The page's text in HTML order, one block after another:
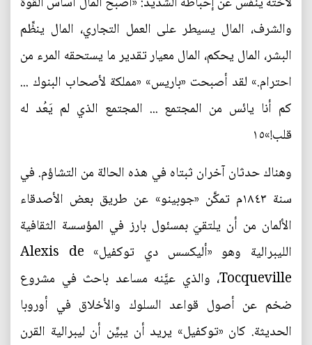
والشرف، المال يسيطر على العمل التجاري، المال ينظِّم
البشر، المال يحكم، المال معيار تقدير ما يستحقه المرء من
احترام.» لقد أصبحت «باريس» «مملكة لأصحاب البنوك ...
كم أنا يائس من المجتمع ... المجتمع الذي لم يَعُد له
قلب!»١٥
وهناك حدثان آخران ثبتاه في هذه الحالة من التشاؤم. في
سنة ١٨٤٣م تمكَّن «جوبينو» عن طريق بعض الأصدقاء
الألمان من أن يلتقيَ بمسئول بارز في المؤسسة الثقافية
الليبرالية وهو «أليكسس دي توكفيل» Alexis de
Tocqueville، والذي عيَّنه مساعد باحث في مشروع
ضخم عن أصول قواعد السلوك والأخلاق في أوروبا
الحديثة. كان «توكفيل» يريد أن يبيِّن أن ليبرالية القرن